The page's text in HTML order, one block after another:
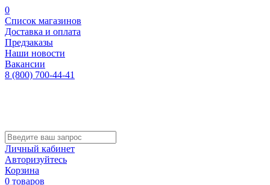
0
Список магазинов
Доставка и оплата
Предзаказы
Наши новости
Вакансии
8 (800) 700-44-41
Личный кабинет
Авторизуйтесь
Корзина
0 товаров